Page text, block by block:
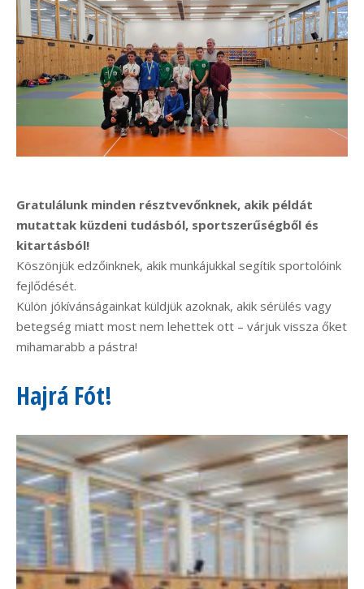
Gratulálunk minden résztvevőnknek, akik példát
mutattak küzdeni tudásból, sportszerűségből és
kitartásból!
Köszönjük edzőinknek, akik munkájukkal segítik sportolóink
fejlődését.
Külön jókívánságainkat küldjük azoknak, akik sérülés vagy
betegség miatt most nem lehettek ott – várjuk vissza őket
mihamarabb a pástra!
Hajrá Fót!